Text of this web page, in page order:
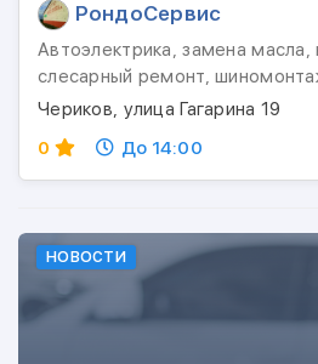
РондоСервис
Автоэлектрика, замена масла,
слесарный ремонт,
Чериков, улица Гагарина 19
0
До 14:00
НОВОСТИ